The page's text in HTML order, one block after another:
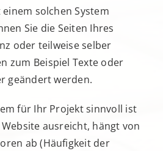
solchen System
Sie die Seiten Ihres
oder teilweise selber
zum Beispiel Texte oder
geändert werden.
für Ihr Projekt sinnvoll ist
ausreicht, hängt von
ab (Häufigkeit der